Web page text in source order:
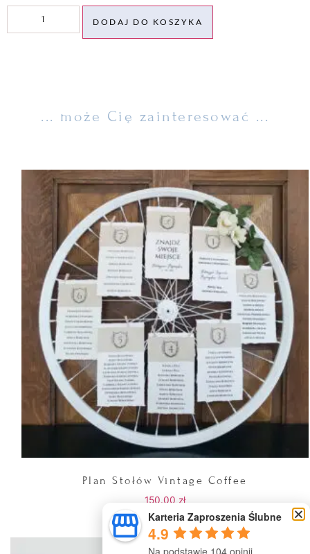
DODAJ DO KOSZYKA
... może Cię zainteresować ...
Plan Stołów Vintage Coffee
150.00 zł
Karteria Zaproszenia Ślubne
4.9
Na podstawie 104 opinii